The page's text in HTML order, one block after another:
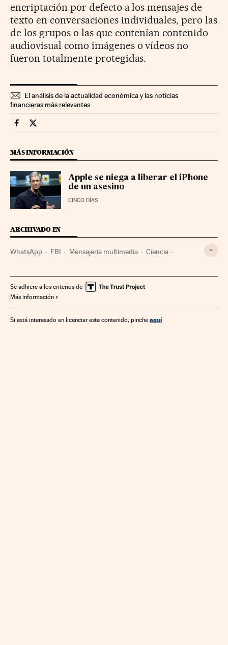
encriptación por defecto a los mensajes de
texto en conversaciones individuales, pero las
de los grupos o las que contenían contenido
audiovisual como imágenes o vídeos no
fueron totalmente protegidas.
El análisis de la actualidad económica y las noticias
financieras más relevantes
Companias Cinco Días en Facebook
Companias Cinco Días en Twitter
MÁS INFORMACIÓN
Apple se niega a liberar el iPhone
de un asesino
CINCO DÍAS
ARCHIVADO EN
WhatsApp FBI Mensajería multimedia Ciencia
Telefonía móvil multimedia Policía Telefonía móvil
Internet Fuerzas seguridad
Tecnologías movilidad Telefonía Economía
Se adhiere a los criterios de
Más información
Si está interesado en licenciar este contenido, pinche aquí